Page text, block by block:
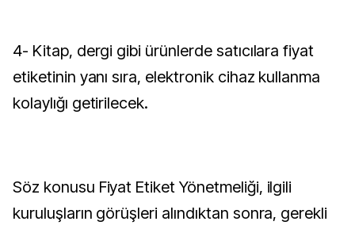
4- Kitap, dergi gibi ürünlerde satıcılara fiyat
etiketinin yanı sıra, elektronik cihaz kullanma
kolaylığı getirilecek.
Söz konusu Fiyat Etiket Yönetmeliği, ilgili
kuruluşların görüşleri alındıktan sonra, gerekli